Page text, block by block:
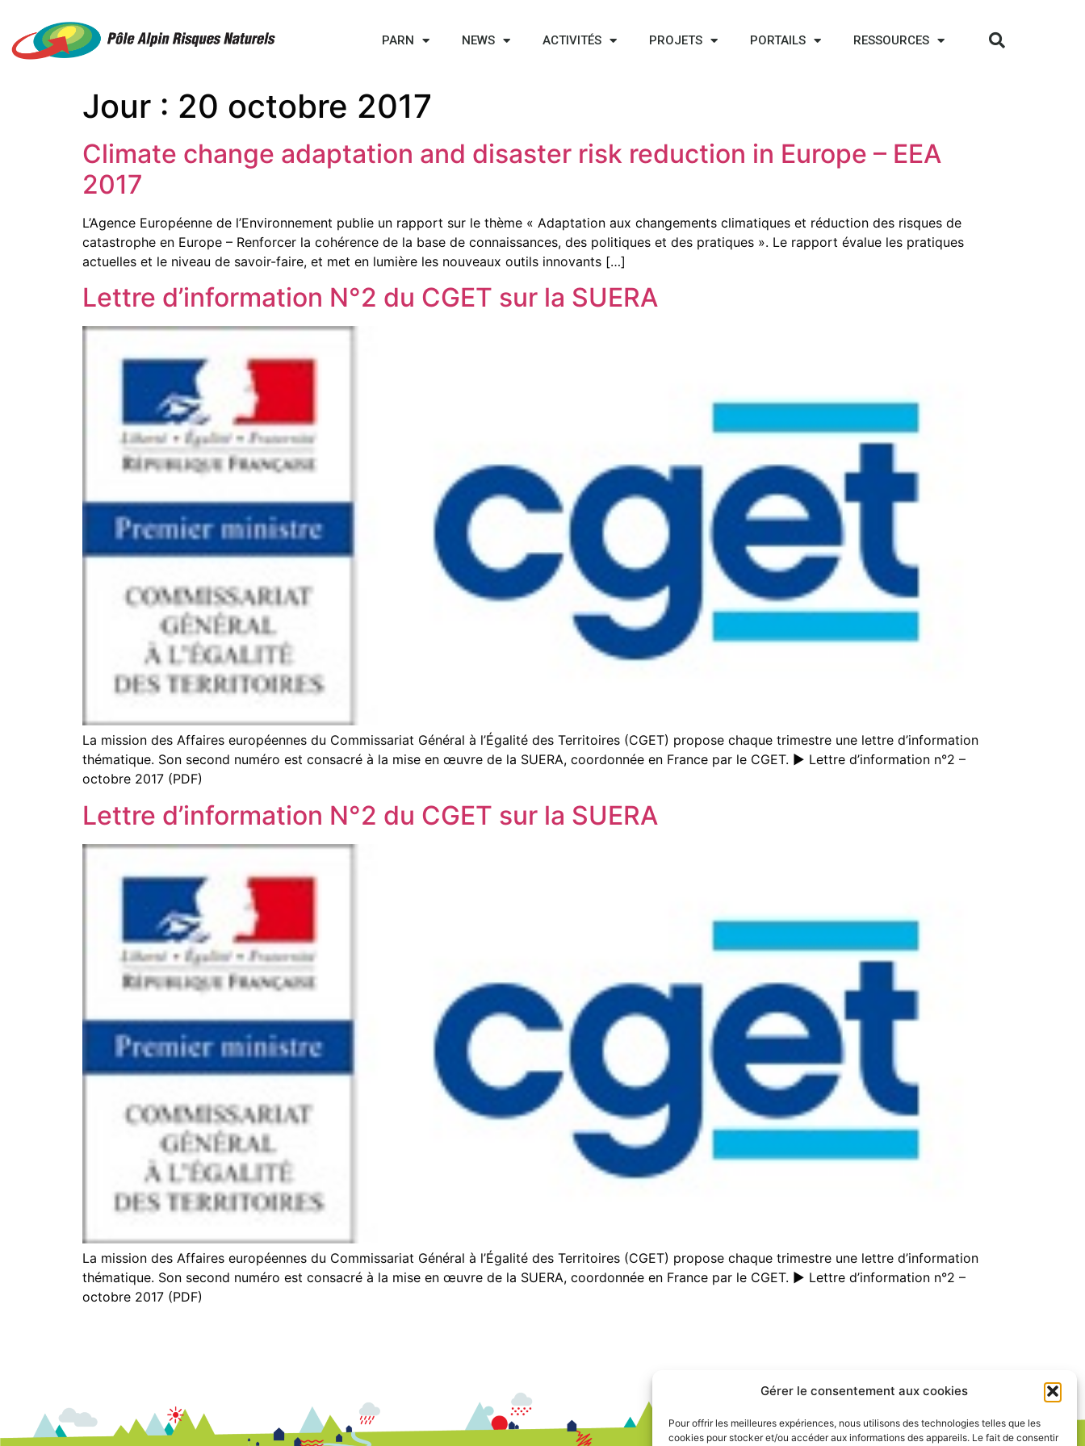
Gérer le consentement aux cookies
Pour offrir les meilleures expériences, nous utilisons des technologies telles que les
cookies pour stocker et/ou accéder aux informations des appareils. Le fait de consentir
PARN NEWS ACTIVITÉS PROJETS PORTAILS RESSOURCES
Jour : 20 octobre 2017
Climate change adaptation and disaster risk reduction in Europe – EEA
2017
L’Agence Européenne de l’Environnement publie un rapport sur le thème « Adaptation aux changements climatiques et réduction des risques de
catastrophe en Europe – Renforcer la cohérence de la base de connaissances, des politiques et des pratiques ». Le rapport évalue les pratiques
actuelles et le niveau de savoir-faire, et met en lumière les nouveaux outils innovants […]
Lettre d’information N°2 du CGET sur la SUERA
La mission des Affaires européennes du Commissariat Général à l’Égalité des Territoires (CGET) propose chaque trimestre une lettre d’information
thématique. Son second numéro est consacré à la mise en œuvre de la SUERA, coordonnée en France par le CGET. ► Lettre d’information n°2 –
octobre 2017 (PDF)
Lettre d’information N°2 du CGET sur la SUERA
La mission des Affaires européennes du Commissariat Général à l’Égalité des Territoires (CGET) propose chaque trimestre une lettre d’information
thématique. Son second numéro est consacré à la mise en œuvre de la SUERA, coordonnée en France par le CGET. ► Lettre d’information n°2 –
octobre 2017 (PDF)